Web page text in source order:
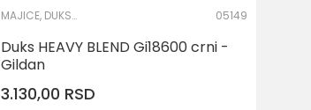
MAJICE, DUKSERICE I KOŠULJE 05149
Duks HEAVY BLEND Gi18600 crni -
Gildan
3.130,00 RSD